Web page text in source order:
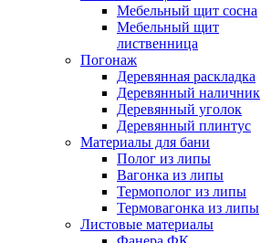
Мебельный щит сосна
Мебельный щит
лиственница
Погонаж
Деревянная раскладка
Деревянный наличник
Деревянный уголок
Деревянный плинтус
Материалы для бани
Полог из липы
Вагонка из липы
Термополог из липы
Термовагонка из липы
Листовые материалы